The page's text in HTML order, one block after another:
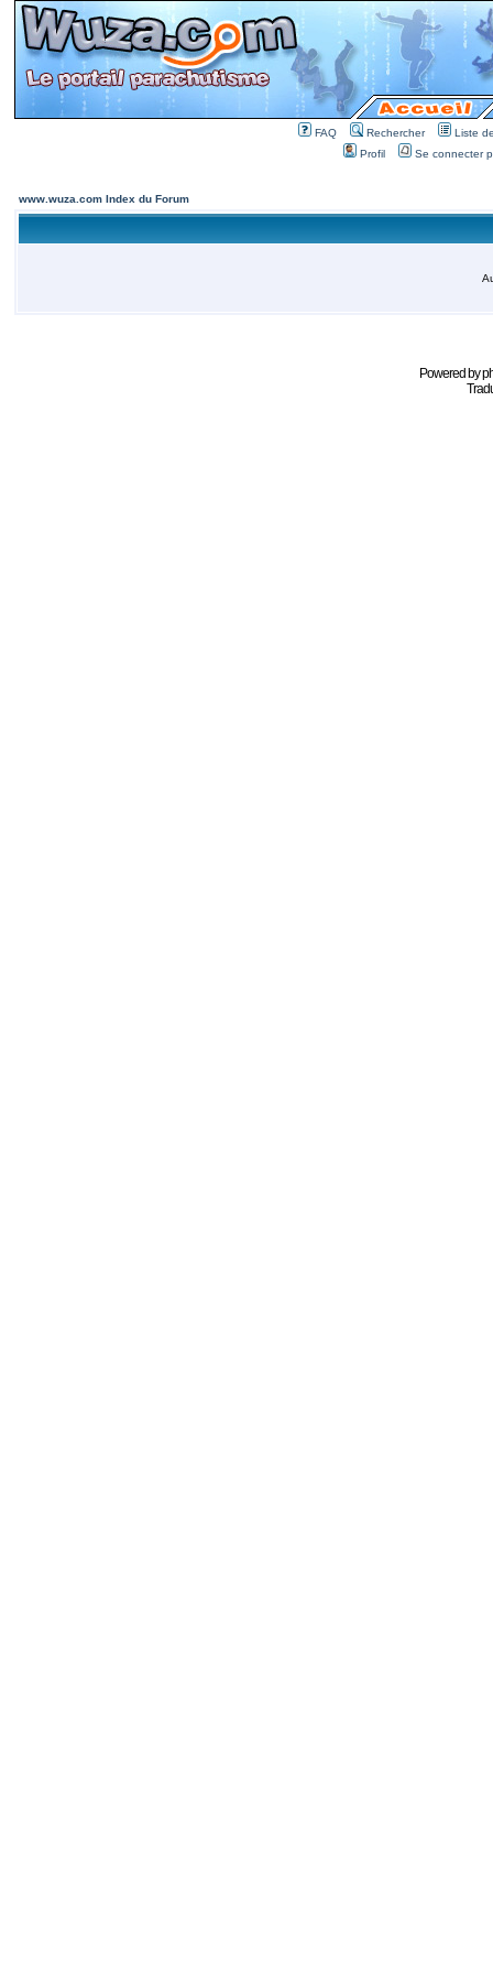
FAQ Rechercher
Liste
Profil
Se connecter
www.wuza.com Index du Forum
Powered by